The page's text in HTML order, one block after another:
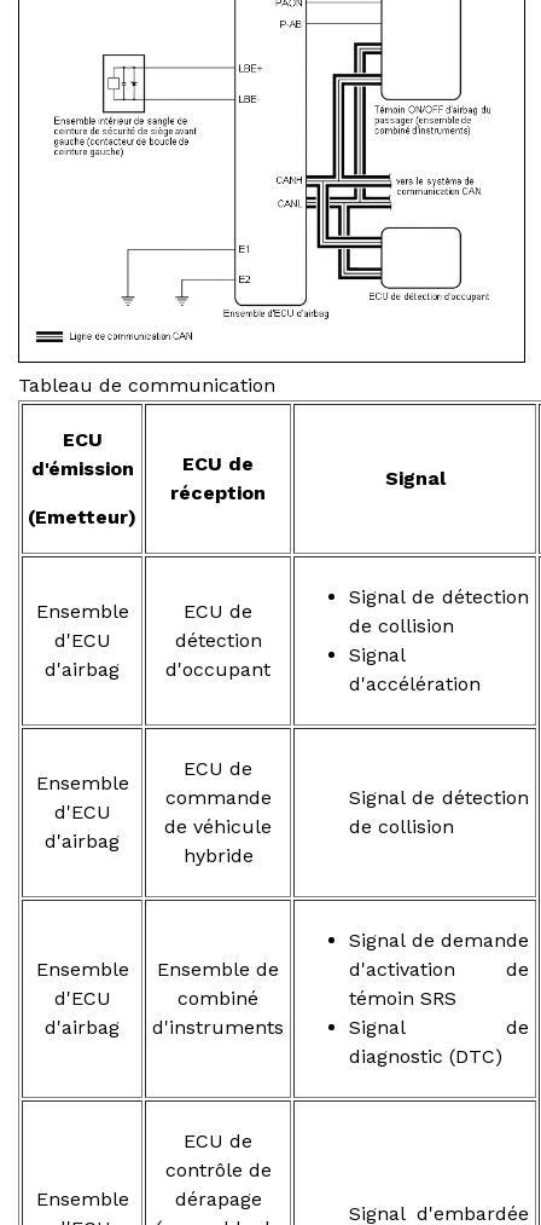
Tableau de communication
ECU
d'émission
(Emetteur)
ECU de
réception
Signal
Ensemble
d'ECU
d'airbag
ECU de
détection
d'occupant
Signal de détection
de collision
Signal
d'accélération
Ensemble
d'ECU
d'airbag
ECU de
commande
de véhicule
hybride
Signal de détection
de collision
Ensemble
d'ECU
d'airbag
Ensemble de
combiné
d'instruments
Signal de demande
d'activation de
témoin SRS
Signal de
diagnostic (DTC)
Ensemble
ECU de
contrôle de
dérapage
Signal d'embardée